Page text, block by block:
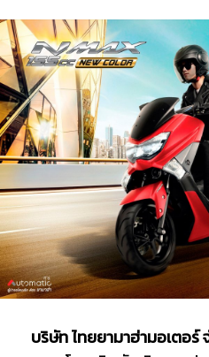
บริษัท ไทยยามาฮ่ามอเตอร์